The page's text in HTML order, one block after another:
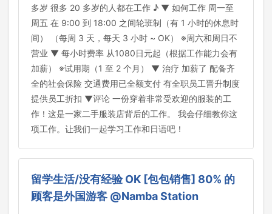
多岁 很多 20 多岁的人都在工作 ♪ ▼ 如何工作 周一至
周五 在 9:00 到 18:00 之间轮班制（有 1 小时的休息时
间） （每周 3 天，每天 3 小时 ~ OK） ※周六和周日不
营业 ▼ 每小时费率 从1080日元起（根据工作能力会有
加薪） ※试用期（1 至 2 个月） ▼ 治疗 加薪了 配备齐
全的社会保险 交通费用已全额支付 有全职员工晋升制度
提供员工折扣 ▼评论 一份穿着非常受欢迎的服装的工
作！这是一家二手服装店背后的工作。 我会仔细教你这
项工作。让我们一起学习工作和日语吧！
留学生活/没有经验 OK [包包销售] 80% 的
顾客是外国游客 @Namba Station